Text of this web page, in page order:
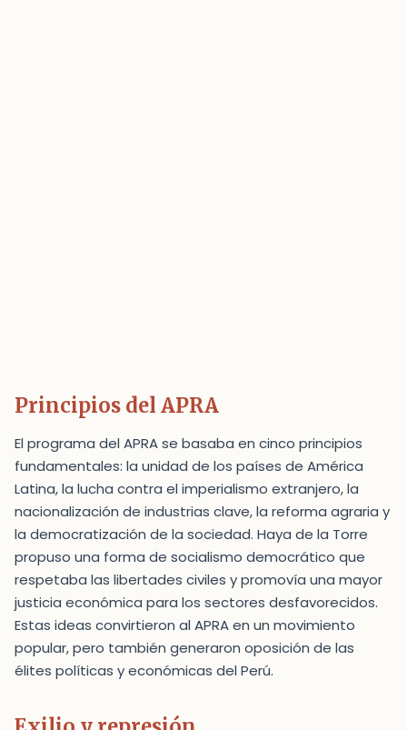
Principios del APRA
El programa del APRA se basaba en cinco principios
fundamentales: la unidad de los países de América
Latina, la lucha contra el imperialismo extranjero, la
nacionalización de industrias clave, la reforma agraria y
la democratización de la sociedad. Haya de la Torre
propuso una forma de socialismo democrático que
respetaba las libertades civiles y promovía una mayor
justicia económica para los sectores desfavorecidos.
Estas ideas convirtieron al APRA en un movimiento
popular, pero también generaron oposición de las
élites políticas y económicas del Perú.